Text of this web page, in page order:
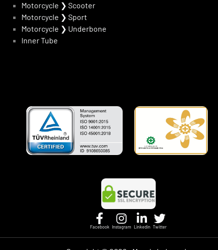
Motorcycle ❯ Scooter
Motorcycle ❯ Sport
Motorcycle ❯ Underbone
Inner Tube
Facebook Instagram Linkedin Twitter